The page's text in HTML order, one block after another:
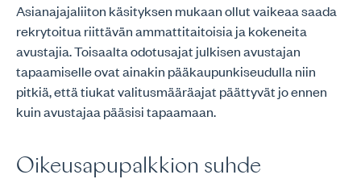
Asianajajaliiton käsityksen mukaan ollut vaikeaa saada
rekrytoitua riittävän ammattitaitoisia ja kokeneita
avustajia. Toisaalta odotusajat julkisen avustajan
tapaamiselle ovat ainakin pääkaupunkiseudulla niin
pitkiä, että tiukat valitusmääräajat päättyvät jo ennen
kuin avustajaa pääsisi tapaamaan.
Oikeusapupalkkion suhde